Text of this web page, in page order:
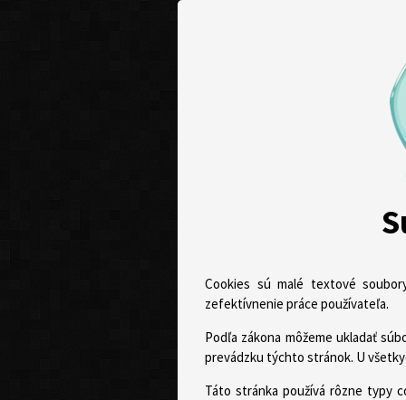
Cookies sú malé textové
zefektívnenie práce používateľa.
Podľa zákona môžeme ukladať
prevádzku týchto stránok. U
Táto stránka používá rôzne typy